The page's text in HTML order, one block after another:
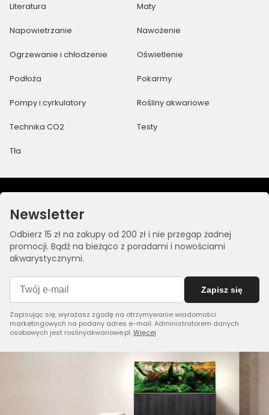
Literatura Maty
Napowietrzanie Nawożenie
Ogrzewanie i chłodzenie Oświetlenie
Podłoża Pokarmy
Pompy i cyrkulatory Rośliny akwariowe
Technika CO2 Testy
Tła
Newsletter
Odbierz 15 zł na zakupy od 200 zł i nie przegap żadnej
promocji. Bądź na bieżąco z poradami i nowościami
akwarystycznymi.
Zapisz się
Zapisując się, wyrażasz zgodę na otrzymywanie wiadomości
marketingowych na podany adres e-mail. Administratorem danych
osobowych jest roslinyakwariowe.pl.Więcej